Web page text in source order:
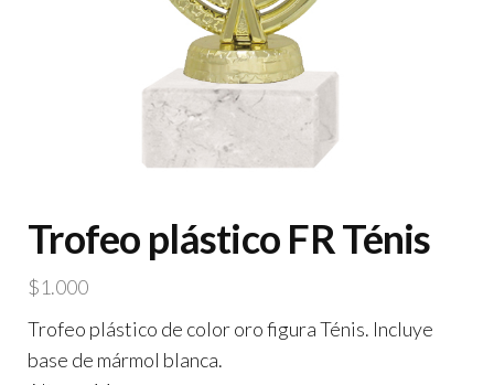
Trofeo plástico FR Ténis
$1.000
Trofeo plástico de color oro figura Ténis. Incluye
base de mármol blanca.